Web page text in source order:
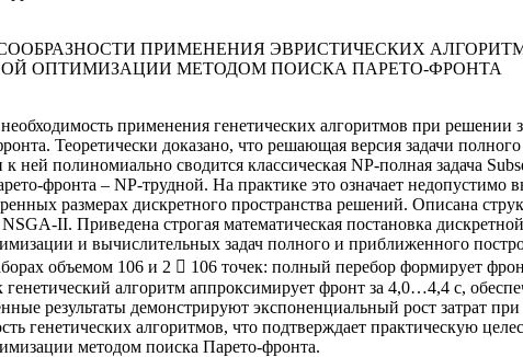
ПРИМЕНЕНИЯ ЭВРИСТИЧЕСКИХ
ОПТИМИЗАЦИИ МЕТОДОМ ПОИСКА ПАРЕТО-ФРОНТА
применения генетических алгоритмов при решении
Теоретически доказано, что решающая версия задачи
ней полиномиально сводится классическая NP-полная задача
фронта – NP-трудной. На практике это означает недопустимо
размерах дискретного пространства решений. Описана
II. Приведена строгая математическая постановка
и вычислительных задач полного и приближенного
объемом 106 и 2  106 точек: полный перебор формирует
генетический алгоритм аппроксимирует фронт за 4,0…4,4 с,
результаты демонстрируют экспоненциальный рост затрат
генетических алгоритмов, что подтверждает практическую
методом поиска Парето-фронта.